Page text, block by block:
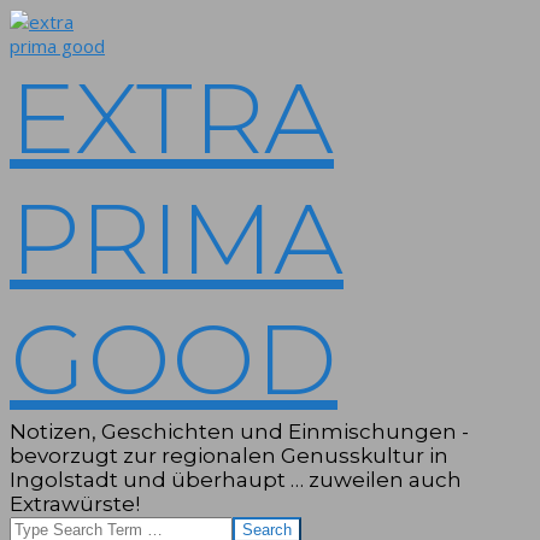
Skip
to
EXTRA
PRIMA
GOOD
Notizen, Geschichten und Einmischungen -
bevorzugt zur regionalen Genusskultur in
Ingolstadt und überhaupt … zuweilen auch
Extrawürste!
Search